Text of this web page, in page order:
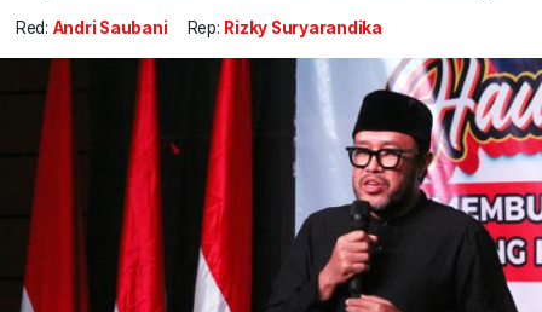
Red: Andri Saubani Rep: Rizky Suryarandika